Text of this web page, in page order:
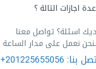
اجازات التالة ؟
اسئلة؟ تواصل معنا
نعمل على مدار الساعة
بنا: +201225655056